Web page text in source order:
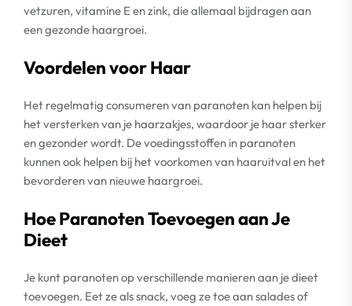
vetzuren, vitamine E en zink, die allemaal bijdragen aan
een gezonde haargroei.
Voordelen voor Haar
Het regelmatig consumeren van paranoten kan helpen bij
het versterken van je haarzakjes, waardoor je haar sterker
en gezonder wordt. De voedingsstoffen in paranoten
kunnen ook helpen bij het voorkomen van haaruitval en het
bevorderen van nieuwe haargroei.
Hoe Paranoten Toevoegen aan Je
Dieet
Je kunt paranoten op verschillende manieren aan je dieet
toevoegen. Eet ze als snack, voeg ze toe aan salades of